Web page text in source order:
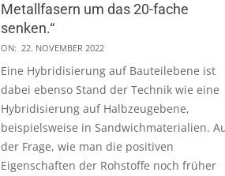
Metallfasern um das 20-fache
senken.“
2022-
11-
22
ON: 22. NOVEMBER 2022
Eine Hybridisierung auf Bauteilebene ist
dabei ebenso Stand der Technik wie eine
Hybridisierung auf Halbzeugebene,
beispielsweise in Sandwichmaterialien.
der Frage, wie man die positiven
Eigenschaften der Rohstoffe noch früher